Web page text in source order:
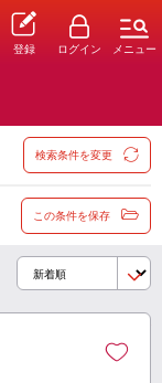
登録 ログイン メニュー
検索条件を変更
この条件を保存